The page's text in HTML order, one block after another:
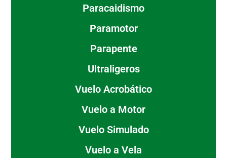
Paracaidismo
Paramotor
Parapente
Ultraligeros
Vuelo Acrobático
Vuelo a Motor
Vuelo Simulado
Vuelo a Vela